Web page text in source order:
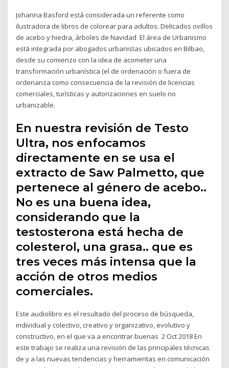
Johanna Basford está considerada un referente como
ilustradora de libros de colorear para adultos. Delicados ovillos
de acebo y hiedra, árboles de Navidad El área de Urbanismo
está integrada por abogados urbanistas ubicados en Bilbao,
desde su comienzo con la idea de acometer una
transformación urbanística (el de ordenación o fuera de
ordenanza como consecuencia de la revisión de licencias
comerciales, turísticas y autorizaciones en suelo no
urbanizable.
En nuestra revisión de Testo
Ultra, nos enfocamos
directamente en se usa el
extracto de Saw Palmetto, que
pertenece al género de acebo..
No es una buena idea,
considerando que la
testosterona está hecha de
colesterol, una grasa.. que es
tres veces más intensa que la
acción de otros medios
comerciales.
Este audiolibro es el resultado del proceso de búsqueda,
individual y colectivo, creativo y organizativo, evolutivo y
constructivo, en el que va a encontrar buenas 2 Oct 2018 En
este trabajo se realiza una revisión de las principales técnicas
de y a las nuevas tendencias y herramientas en comunicación